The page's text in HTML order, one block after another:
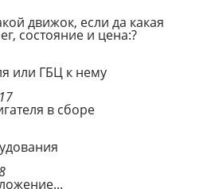
движок, если да какая
состояние и цена:?
или ГБЦ к нему
в сборе